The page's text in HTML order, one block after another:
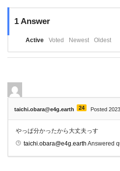
1 Answer
Active Voted Newest Oldest
taichi.obara@e4g.earth 24 Posted
やっぱ分かったから大丈夫っす
taichi.obara@e4g.earth Answered